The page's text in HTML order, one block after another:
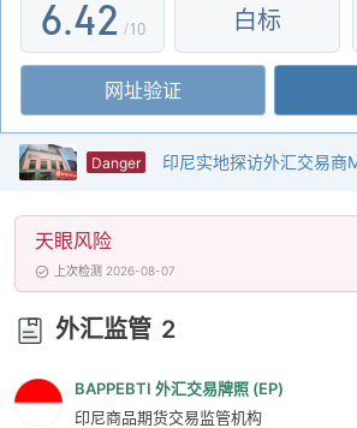
6
7
8
9
.4
5
6
7
8
9
2
3
4
5
6
7
8
9
/10 白标
网址验证
Danger
天眼风险
上次检测 2026-08-07
外汇监管 2
BAPPEBTI 外汇交易牌照 (EP)
印尼商品期货交易监管机构